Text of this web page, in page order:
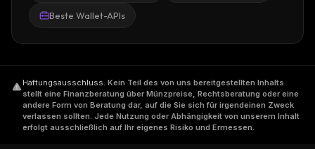
Beste Wallet-APIs
Haftungsausschluss. Kein Teil des von uns bereitgestellten Inhalts
stellt eine Finanzberatung über Münzpreise, Rechtsberatung oder eine
andere Form von Beratung dar, auf die Sie sich für irgendeinen Zweck
verlassen sollten. Jede Nutzung oder Abhängigkeit von unserem Inhalt
erfolgt ausschließlich auf Ihr eigenes Risiko und Ermessen.